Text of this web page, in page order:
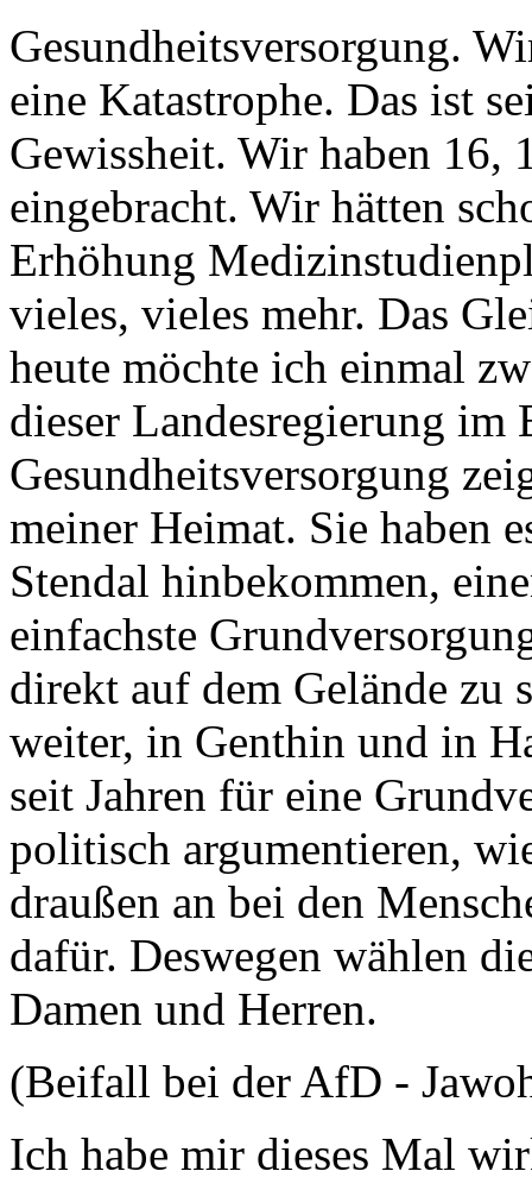
Gesundheitsversorgung.
eine Katastrophe. Das ist
Gewissheit. Wir haben 16,
eingebracht. Wir hätten
Erhöhung
vieles, vieles mehr. Das
heute möchte ich einmal
dieser Landesregierung im
Gesundheitsversorgung
meiner Heimat. Sie haben
Stendal hinbekommen,
einfachste
direkt auf dem Gelände zu
weiter, in Genthin und in
seit Jahren für eine
politisch argumentieren,
draußen an bei den
dafür. Deswegen wählen
Damen und Herren.
(Beifall bei der AfD -
Ich habe mir dieses Mal